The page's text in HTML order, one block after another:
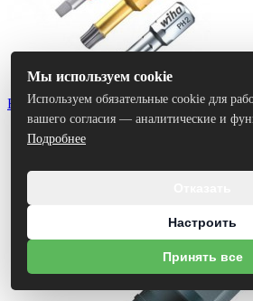
Биты
Мы используем cookie
Используем обязательные cookie для
вашего согласия — аналитические и
Подробнее
Настроить
Принять все